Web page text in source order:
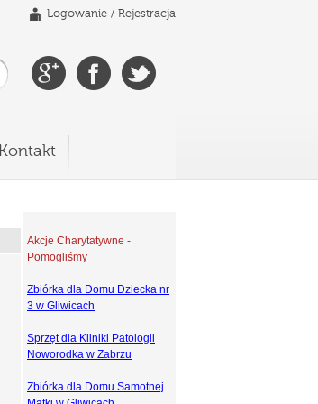
Logowanie / Rejestracja
Kontakt
Akcje Charytatywne -
Pomogliśmy
Zbiórka dla Domu Dziecka nr
3 w Gliwicach
Sprzęt dla Kliniki Patologii
Noworodka w Zabrzu
Zbiórka dla Domu Samotnej